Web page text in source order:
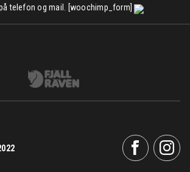
telefon og mail. [woochimp_form]